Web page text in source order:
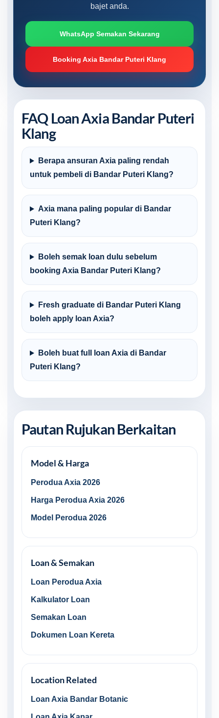
bajet anda.
WhatsApp Semakan Sekarang
Booking Axia Bandar Puteri Klang
FAQ Loan Axia Bandar Puteri
Klang
Berapa ansuran Axia paling rendah
untuk pembeli di Bandar Puteri Klang?
Axia mana paling popular di Bandar
Puteri Klang?
Boleh semak loan dulu sebelum
booking Axia Bandar Puteri Klang?
Fresh graduate di Bandar Puteri Klang
boleh apply loan Axia?
Boleh buat full loan Axia di Bandar
Puteri Klang?
Pautan Rujukan Berkaitan
Model & Harga
Perodua Axia 2026
Harga Perodua Axia 2026
Model Perodua 2026
Loan & Semakan
Loan Perodua Axia
Kalkulator Loan
Semakan Loan
Dokumen Loan Kereta
Location Related
Loan Axia Bandar Botanic